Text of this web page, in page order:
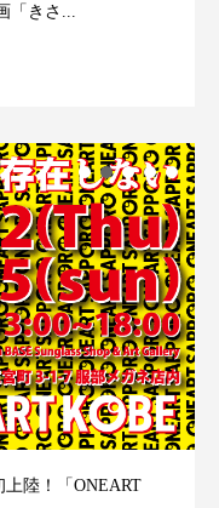
「きさ...
陸！「ONEART